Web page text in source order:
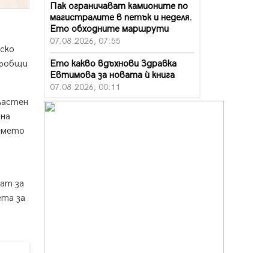
за
за
Пак ограничават камионите по
магистралите в петък и неделя.
Ето обходните маршрути
07.08.2026, 07:55
Ето какво вдъхнови Здравка
Евтимова за новата ѝ книга
07.08.2026, 00:11
Продължава изграждането на